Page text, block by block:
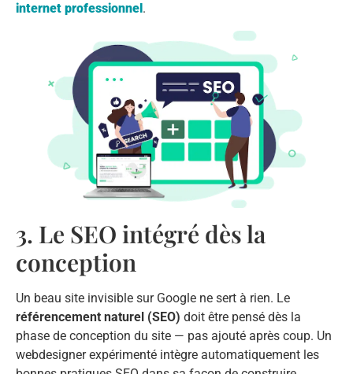
internet professionnel .
3. Le SEO intégré dès la
conception
Un beau site invisible sur Google ne sert à rien. Le
référencement naturel (SEO) doit être pensé dès la
phase de conception du site — pas ajouté après coup. Un
webdesigner expérimenté intègre automatiquement les